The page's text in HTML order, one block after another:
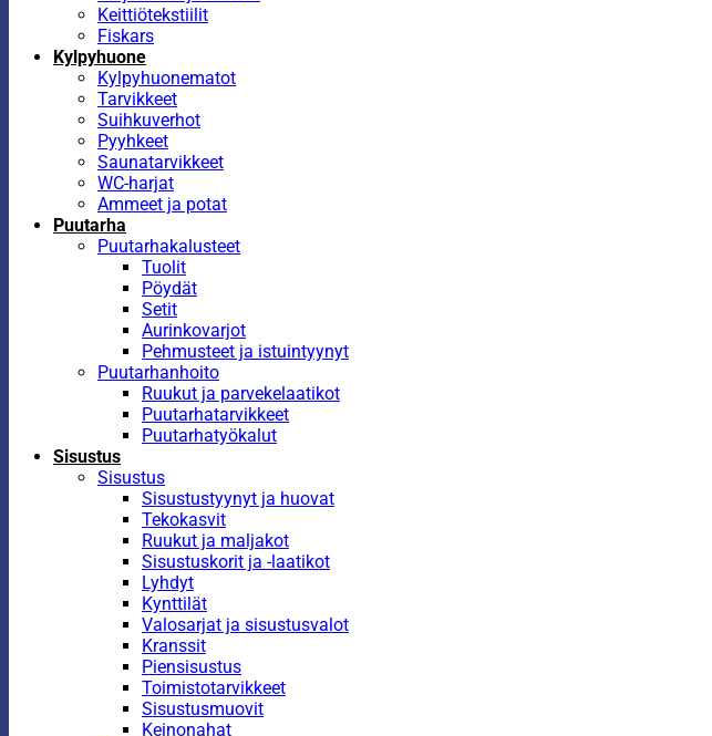
Keittiötekstiilit
Fiskars
Kylpyhuone
Kylpyhuonematot
Tarvikkeet
Suihkuverhot
Pyyhkeet
Saunatarvikkeet
WC-harjat
Ammeet ja potat
Puutarha
Puutarhakalusteet
Tuolit
Pöydät
Setit
Aurinkovarjot
Pehmusteet ja istuintyynyt
Puutarhanhoito
Ruukut ja parvekelaatikot
Puutarhatarvikkeet
Puutarhatyökalut
Sisustus
Sisustus
Sisustustyynyt ja huovat
Tekokasvit
Ruukut ja maljakot
Sisustuskorit ja -laatikot
Lyhdyt
Kynttilät
Valosarjat ja sisustusvalot
Kranssit
Piensisustus
Toimistotarvikkeet
Sisustusmuovit
Keinonahat